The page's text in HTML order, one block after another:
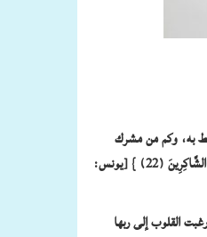
به، وكم من مشرك
أخلص دينه لله لضرّ نزل به {حَتَّى إِذَا كُنْتُمْ فِي الْفُلْكِ وَجَرَيْنَ بِهِمْ بِرِيحٍ طَيِّبَةٍ وَفَرِحُوا بِهَا جَاءَتْهَا رِيحٌ عَاصِفٌ وَجَاءَهُمُ الْمَوْجُ مِنْ كُلِّ مَكَانٍ وَظَنُّوا أَنَّهُمْ أُحِيطَ بِهِمْ دَعَوُا اللَّهَ مُخْلِصِينَ لَهُ الدِّينَ لَئِنْ أَنْجَيْتَنَا مِنْ هَذِهِ لَنَكُونَنَّ مِنَ الشَّاكِرِينَ (22) } [يونس:
القلوب إلى ربها